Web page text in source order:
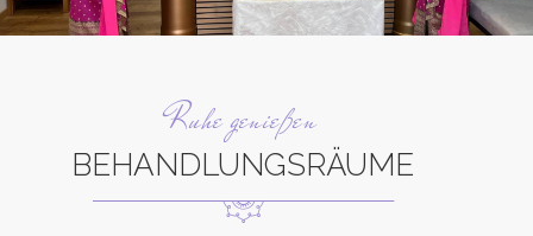
Ruhe genießen
BEHANDLUNGSRÄUME